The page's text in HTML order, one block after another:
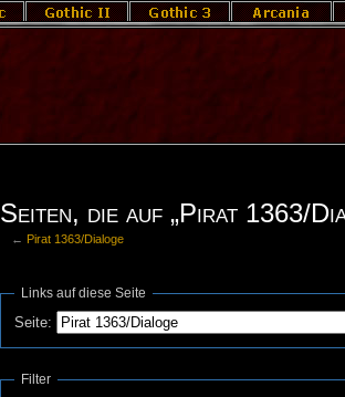
Seiten, die auf „Pirat 1363/
← Pirat 1363/Dialoge
Links auf diese Seite
Seite:
Filter